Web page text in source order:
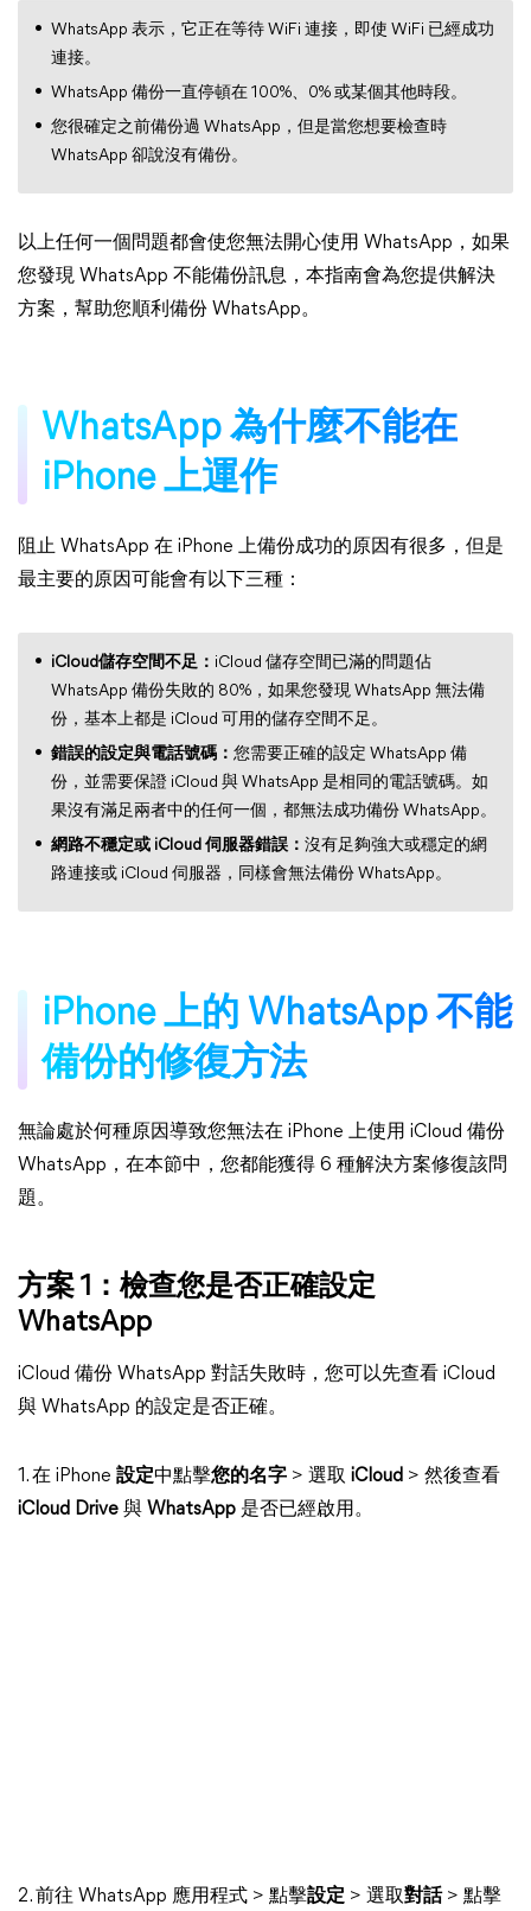
WhatsApp 表示，它正在等待 WiFi 連接，即使 WiFi 已經成功
連接。
WhatsApp 備份一直停頓在 100%、0% 或某個其他時段。
您很確定之前備份過 WhatsApp，但是當您想要檢查時
WhatsApp 卻說沒有備份。
以上任何一個問題都會使您無法開心使用 WhatsApp，如果
您發現 WhatsApp 不能備份訊息，本指南會為您提供解決
方案，幫助您順利備份 WhatsApp。
WhatsApp 為什麼不能在
iPhone 上運作
阻止 WhatsApp 在 iPhone 上備份成功的原因有很多，但是
最主要的原因可能會有以下三種：
iCloud儲存空間不足： iCloud 儲存空間已滿的問題佔
WhatsApp 備份失敗的 80%，如果您發現 WhatsApp 無法備
份，基本上都是 iCloud 可用的儲存空間不足。
錯誤的設定與電話號碼： 您需要正確的設定 WhatsApp 備
份，並需要保證 iCloud 與 WhatsApp 是相同的電話號碼。如
果沒有滿足兩者中的任何一個，都無法成功備份 WhatsApp。
網路不穩定或 iCloud 伺服器錯誤： 沒有足夠強大或穩定的網
路連接或 iCloud 伺服器，同樣會無法備份 WhatsApp。
iPhone 上的 WhatsApp 不能
備份的修復方法
無論處於何種原因導致您無法在 iPhone 上使用 iCloud 備份
WhatsApp，在本節中，您都能獲得 6 種解決方案修復該問
題。
方案 1：檢查您是否正確設定
WhatsApp
iCloud 備份 WhatsApp 對話失敗時，您可以先查看 iCloud
與 WhatsApp 的設定是否正確。
1. 在 iPhone 設定中點擊您的名字 > 選取 iCloud > 然後查看
iCloud Drive 與 WhatsApp 是否已經啟用。
2. 前往 WhatsApp 應用程式 > 點擊設定 > 選取對話 > 點擊